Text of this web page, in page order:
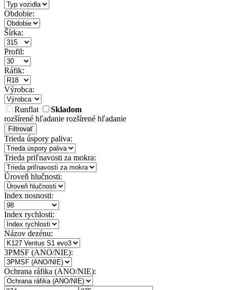
Obdobie:
Šírka:
Profil:
Ráfik:
Výrobca:
Runflat
Skladom
rozšírené hľadanie rozšírené hľadanie
Filtrovať
Trieda úspory paliva:
Trieda priľnavosti za mokra:
Úroveň hlučnosti:
Index nosnosti:
Index rychlosti:
Názov dezénu:
3PMSF (ANO/NIE):
Ochrana ráfika (ANO/NIE):